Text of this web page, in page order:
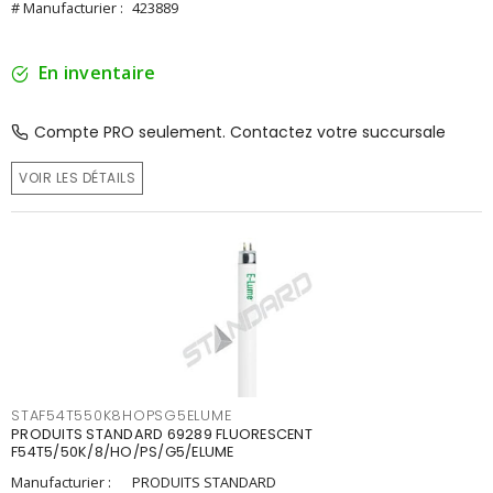
# Manufacturier : 423889
En inventaire
Compte PRO seulement. Contactez votre succursale
VOIR LES DÉTAILS
STAF54T550K8HOPSG5ELUME
PRODUITS STANDARD 69289 FLUORESCENT
F54T5/50K/8/HO/PS/G5/ELUME
Manufacturier :
PRODUITS STANDARD